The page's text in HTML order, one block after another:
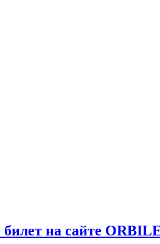
на сайте